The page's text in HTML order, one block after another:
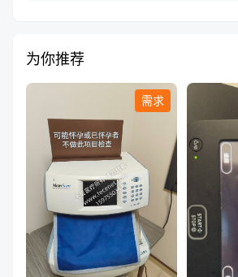
为你推荐
需求